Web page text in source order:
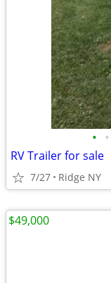
• •
RV Trailer for sale
7/27 Ridge NY
$49,000